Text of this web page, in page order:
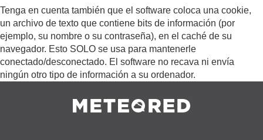
Tenga en cuenta también que el software coloca una cookie,
un archivo de texto que contiene bits de información (por
ejemplo, su nombre o su contraseña), en el caché de su
navegador. Esto SOLO se usa para mantenerle
conectado/desconectado. El software no recava ni envía
ningún otro tipo de información a su ordenador.